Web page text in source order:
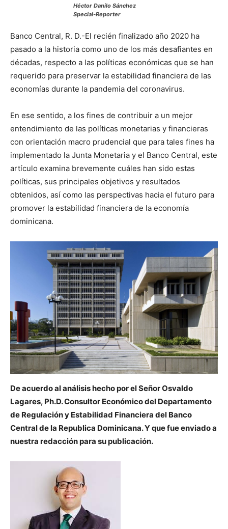
Héctor Danilo Sánchez
Special-Reporter
Banco Central, R. D.-El recién finalizado año 2020 ha
pasado a la historia como uno de los más desafiantes en
décadas, respecto a las políticas económicas que se han
requerido para preservar la estabilidad financiera de las
economías durante la pandemia del coronavirus.
En ese sentido, a los fines de contribuir a un mejor
entendimiento de las políticas monetarias y financieras
con orientación macro prudencial que para tales fines ha
implementado la Junta Monetaria y el Banco Central, este
artículo examina brevemente cuáles han sido estas
políticas, sus principales objetivos y resultados
obtenidos, así como las perspectivas hacia el futuro para
promover la estabilidad financiera de la economía
dominicana.
De acuerdo al análisis hecho por el Señor Osvaldo
Lagares, Ph.D. Consultor Económico del Departamento
de Regulación y Estabilidad Financiera del Banco
Central de la Republica Dominicana. Y que fue enviado a
nuestra redacción para su publicación.